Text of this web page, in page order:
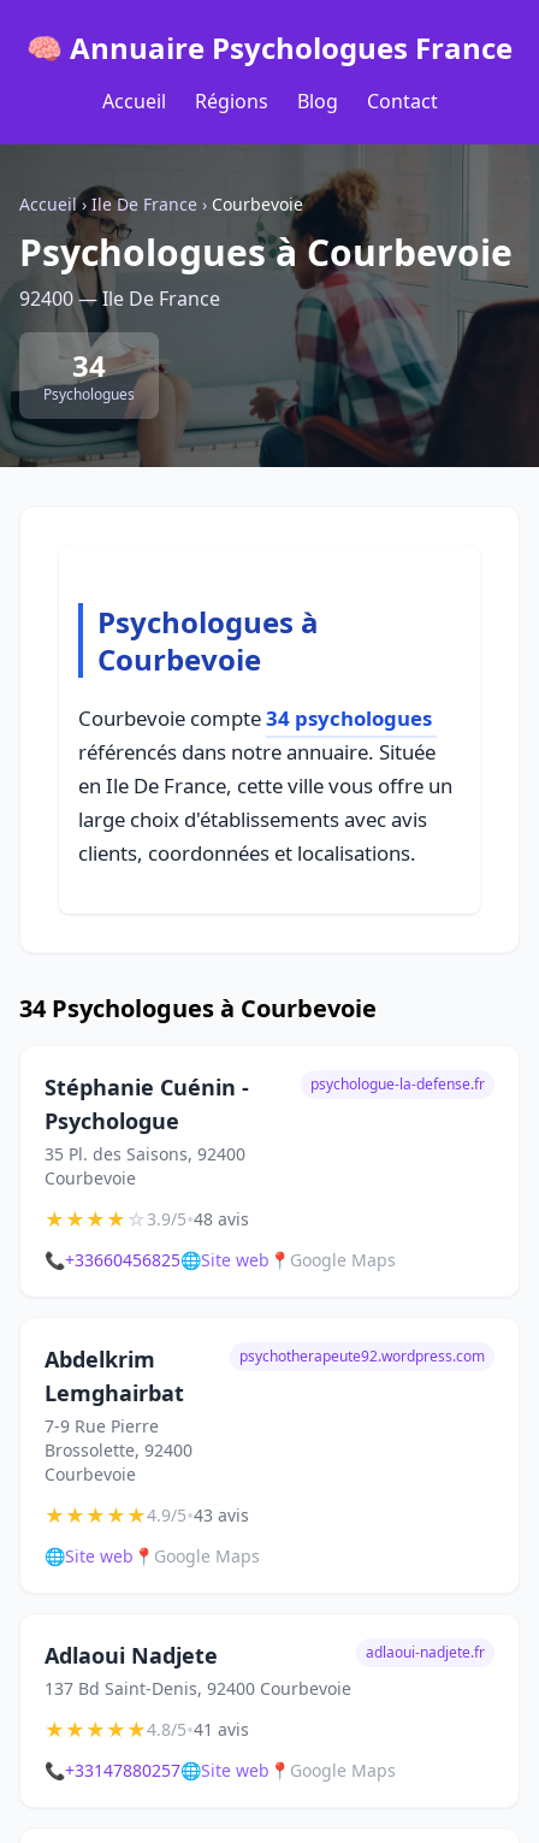
🧠 Annuaire Psychologues France
Accueil Régions Blog Contact
Accueil› Ile De France › Courbevoie
Psychologues à Courbevoie
92400 — Ile De France
34
Psychologues
Psychologues à
Courbevoie
Courbevoie compte34 psychologues
référencés dans notre annuaire. Située
en Ile De France, cette ville vous offre un
large choix d'établissements avec avis
clients, coordonnées et localisations.
34 Psychologues à Courbevoie
Stéphanie Cuénin -
Psychologue
35 Pl. des Saisons, 92400
Courbevoie
psychologue-la-defense.fr
★★★★☆3.9/5•48 avis
📞+33660456825🌐Site web 📍 Google Maps
Abdelkrim
Lemghairbat
7-9 Rue Pierre
Brossolette, 92400
Courbevoie
psychotherapeute92.wordpress.com
★★★★★4.9/5•43 avis
🌐Site web 📍 Google Maps
Adlaoui Nadjete
137 Bd Saint-Denis, 92400 Courbevoie
adlaoui-nadjete.fr
★★★★★4.8/5•41 avis
📞+33147880257🌐Site web 📍 Google Maps